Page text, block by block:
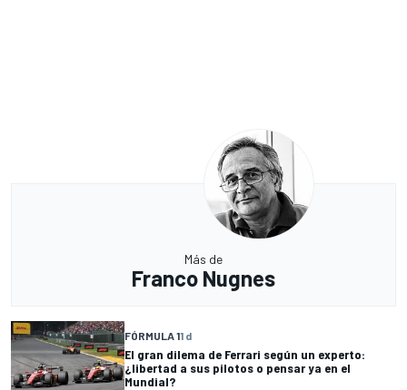
Más de
Franco Nugnes
FÓRMULA 11 d
El gran dilema de Ferrari según un experto:
¿libertad a sus pilotos o pensar ya en el
Mundial?